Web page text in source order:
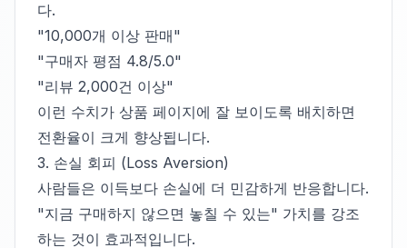
다.
"10,000개 이상 판매"
"구매자 평점 4.8/5.0"
"리뷰 2,000건 이상"
이런 수치가 상품 페이지에 잘 보이도록 배치하면
전환율이 크게 향상됩니다.
3. 손실 회피 (Loss Aversion)
사람들은 이득보다 손실에 더 민감하게 반응합니다.
"지금 구매하지 않으면 놓칠 수 있는" 가치를 강조
하는 것이 효과적입니다.